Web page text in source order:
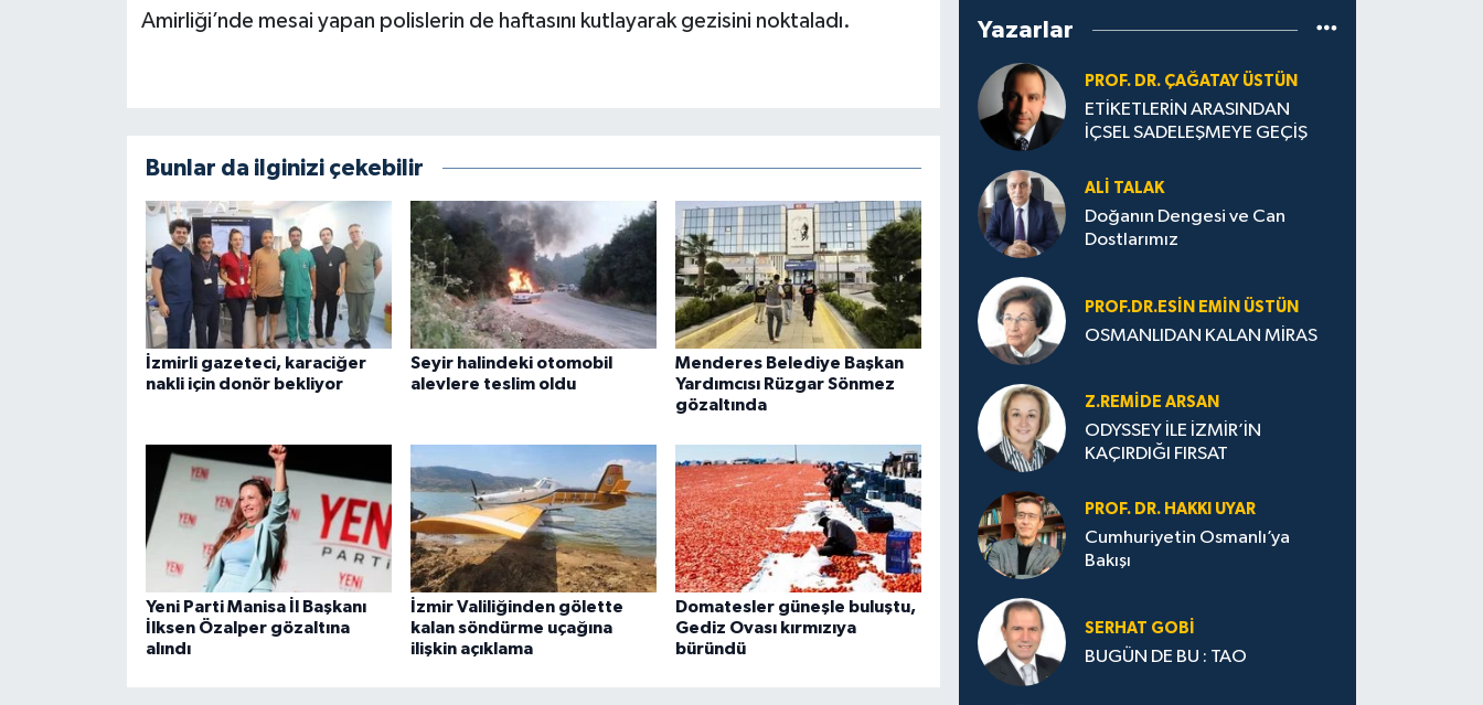
Amirliği’nde mesai yapan polislerin de haftasını kutlayarak gezisini noktaladı.
Bunlar da ilginizi çekebilir
İzmirli gazeteci, karaciğer
nakli için donör bekliyor
Seyir halindeki otomobil
alevlere teslim oldu
Menderes Belediye Başkan
Yardımcısı Rüzgar Sönmez
gözaltında
Yeni Parti Manisa İl Başkanı
İlksen Özalper gözaltına
alındı
İzmir Valiliğinden gölette
kalan söndürme uçağına
ilişkin açıklama
Domatesler güneşle buluştu,
Gediz Ovası kırmızıya
büründü
Yazarlar
PROF. DR. ÇAĞATAY ÜSTÜN
ETİKETLERİN ARASINDAN
İÇSEL SADELEŞMEYE GEÇİŞ
ALI TALAK
Doğanın Dengesi ve Can
Dostlarımız
PROF.DR.ESIN EMIN ÜSTÜN
OSMANLIDAN KALAN MİRAS
Z.REMIDE ARSAN
ODYSSEY İLE İZMİR’İN
KAÇIRDIĞI FIRSAT
PROF. DR. HAKKI UYAR
Cumhuriyetin Osmanlı’ya
Bakışı
SERHAT GOBİ
BUGÜN DE BU : TAO